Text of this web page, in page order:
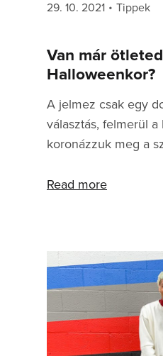
Posted
29. 10. 2021 Categories
Tippek
Van már
Halloweenkor?
A jelmez csak egy
választás, felmerül
koronázzuk meg a
kutakodhatsz régi
passzolnak a
igényelnek extra
fognak egy
CONVERSE X
Read more